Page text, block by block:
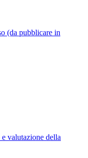
(da pubblicare in
valutazione della